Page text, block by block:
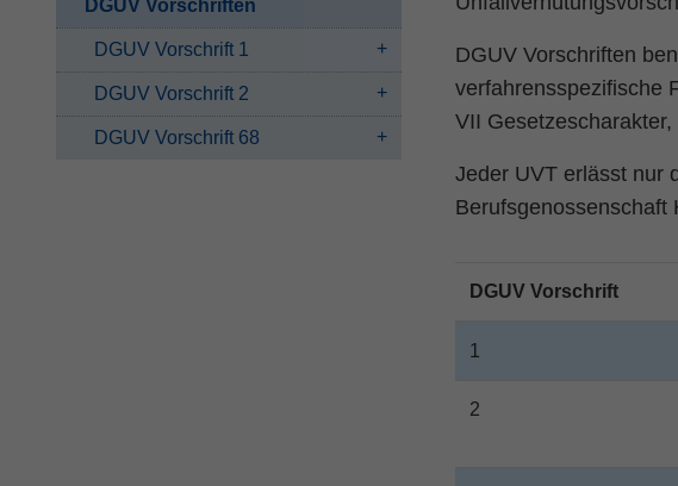
DGUV Vorschriften
DGUV Vorschrift 1
DGUV Vorschrift 2
DGUV Vorschrift 68
DGUV Vorschriften
verfahrensspezifische
VII
Jeder UVT erlässt nur
Berufsgenossenschaft
DGUV Vorschrift
1
2
Name
Anbieter
Laufzeit
Statistik und